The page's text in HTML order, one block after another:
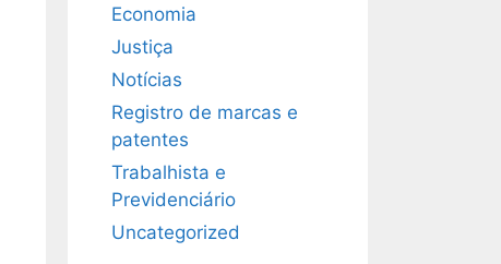
Economia
Justiça
Notícias
Registro de marcas e
patentes
Trabalhista e
Previdenciário
Uncategorized